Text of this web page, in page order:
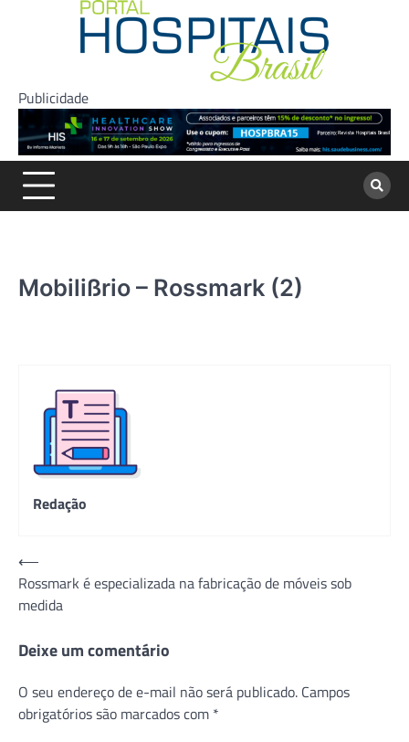
Publicidade
Mobilißrio – Rossmark (2)
Redação
Navegação
de
Post
⟵
Rossmark é especializada na fabricação de móveis sob
medida
Deixe um comentário
O seu endereço de e-mail não será publicado. Campos
obrigatórios são marcados com *